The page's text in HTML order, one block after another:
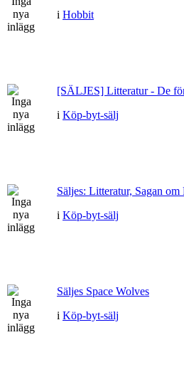
i Hobbit
[SÄLJES] Litteratur - De
i Köp-byt-sälj
Säljes: Litteratur, Sagan
i Köp-byt-sälj
Säljes Space Wolves
i Köp-byt-sälj